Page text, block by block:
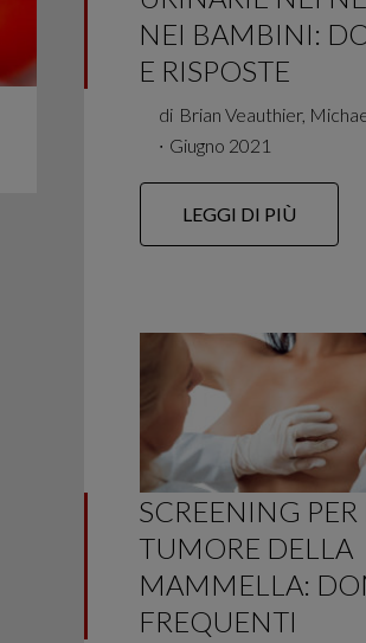
NEI BAMBINI:
E RISPOSTE
di Brian Veauthier,
∙ Giugno 2021
LEGGI DI PIÙ
SCREENING PER
TUMORE DELLA
MAMMELLA:
FREQUENTI